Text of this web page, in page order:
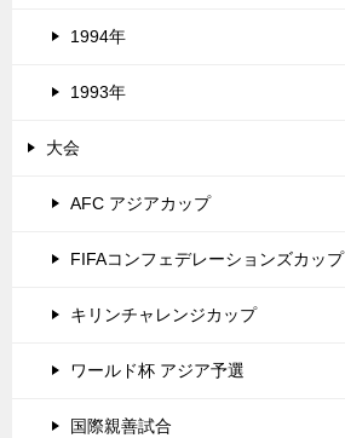
1994年
1993年
大会
AFC アジアカップ
FIFAコンフェデレーションズカップ
キリンチャレンジカップ
ワールド杯 アジア予選
国際親善試合